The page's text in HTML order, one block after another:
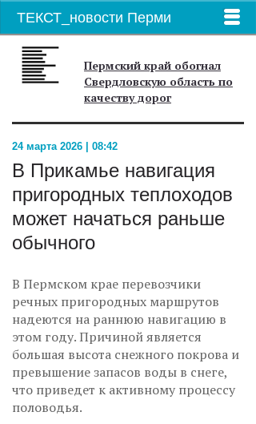
ТЕКСТ_новости Перми
Пермский край обогнал
Свердловскую область по
качеству дорог
24 марта 2026 | 08:42
В Прикамье навигация
пригородных теплоходов
может начаться раньше
обычного
В Пермском крае перевозчики
речных пригородных маршрутов
надеются на раннюю навигацию в
этом году. Причиной является
большая высота снежного покрова и
превышение запасов воды в снеге,
что приведет к активному процессу
половодья.